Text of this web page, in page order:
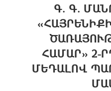
Գ. Գ.
ՀԱՄԱՐ» 2-
ՄԵԴԱԼՈՎ